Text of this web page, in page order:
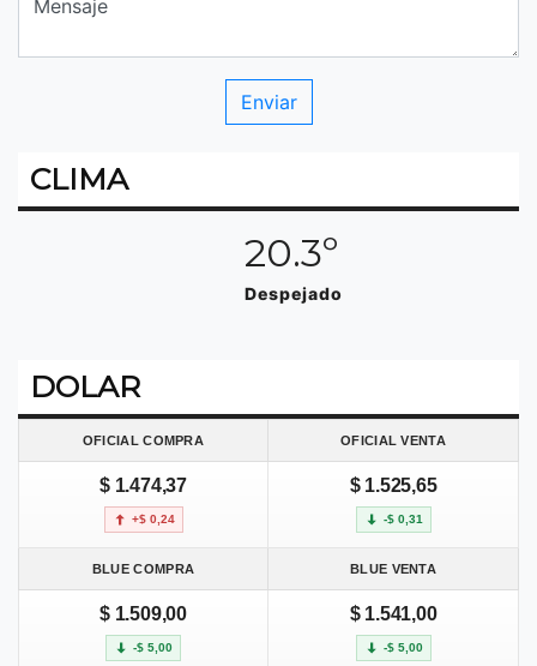
CLIMA
20.3º
Despejado
DOLAR
OFICIAL COMPRA OFICIAL VENTA
$ 1.474,37
+$ 0,24
$ 1.525,65
-$ 0,31
BLUE COMPRA BLUE VENTA
$ 1.509,00
-$ 5,00
$ 1.541,00
-$ 5,00